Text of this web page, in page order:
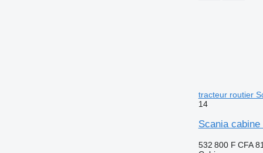
tracteur routier
14
Scania
532 800 F CFA